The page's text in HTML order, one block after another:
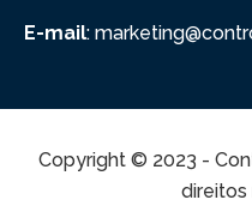
E-mail:
Copyright © 2023 -
direitos